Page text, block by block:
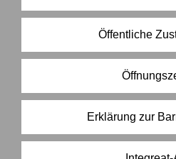
Öffentliche
Erklärung zur